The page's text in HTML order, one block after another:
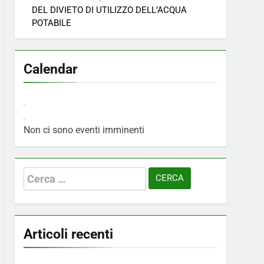
DEL DIVIETO DI UTILIZZO DELL’ACQUA
POTABILE
Calendar
Non ci sono eventi imminenti
Ricerca
per:
Articoli recenti